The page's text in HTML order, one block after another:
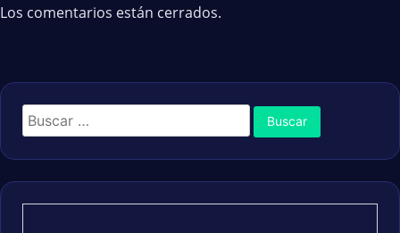
Los comentarios están cerrados.
Buscar: